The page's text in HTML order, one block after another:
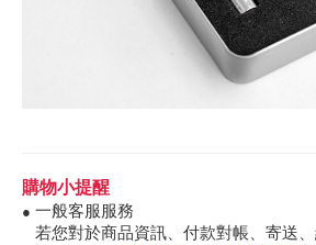
購物小提醒
● 一般客服服務
若您對於商品資訊、付款對帳、寄送